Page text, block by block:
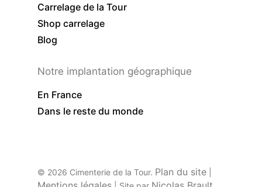
Carrelage de la Tour
Shop carrelage
Blog
Notre implantation géographique
En France
Dans le reste du monde
© 2026 Cimenterie de la Tour. Plan du site